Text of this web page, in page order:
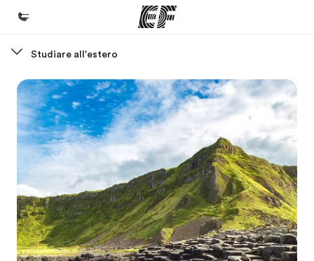
Benvenuto alla EF
Programmi
Vedi la nostra offerta
Uffici
Trova l'ufficio più vicino
Chi siamo
La nostra organizzazione
Studiare all'estero